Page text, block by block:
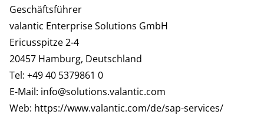
Geschäftsführer
valantic Enterprise Solutions GmbH
Ericusspitze 2-4
20457 Hamburg, Deutschland
Tel: +49 40 5379861 0
E-Mail: info@solutions.valantic.com
Web: https://www.valantic.com/de/sap-services/